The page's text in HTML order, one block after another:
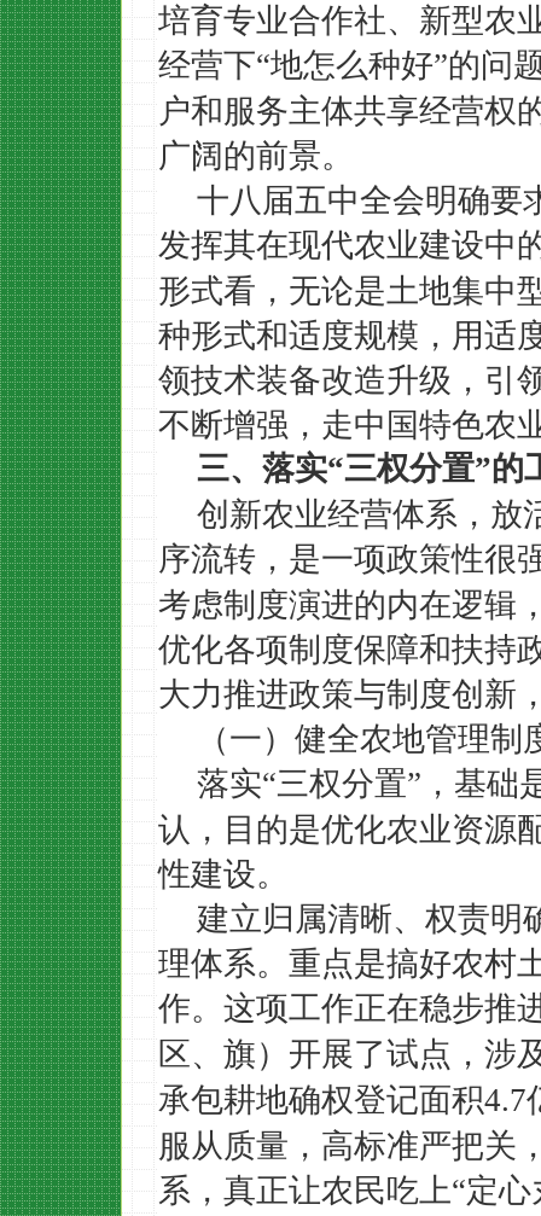
培育专业合作社、新型农
经营下“地怎么种好”的问
户和服务主体共享经营权
广阔的前景。
十八届五中全会明确要
发挥其在现代农业建设中
形式看，无论是土地集中
种形式和适度规模，用适
领技术装备改造升级，引
不断增强，走中国特色农
三、落实“三权分置”的
创新农业经营体系，放
序流转，是一项政策性很
考虑制度演进的内在逻辑
优化各项制度保障和扶持
大力推进政策与制度创新
（一）健全农地管理制
落实“三权分置” ，基础
认，目的是优化农业资源
性建设。
建立归属清晰、权责明
理体系。重点是搞好农村
作。这项工作正在稳步推
区、旗）开展了试点，涉
承包耕地确权登记面积4.7
服从质量，高标准严把关
系，真正让农民吃上“定心